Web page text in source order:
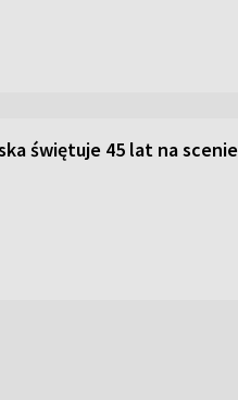
świętuje 45 lat na scenie